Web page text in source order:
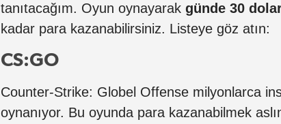
tanıtacağım. Oyun oynayarak günde 30
kadar para kazanabilirsiniz. Listeye göz atın:
CS:GO
Counter-Strike: Globel Offense milyonlarca
oynanıyor. Bu oyunda para kazanabilmek